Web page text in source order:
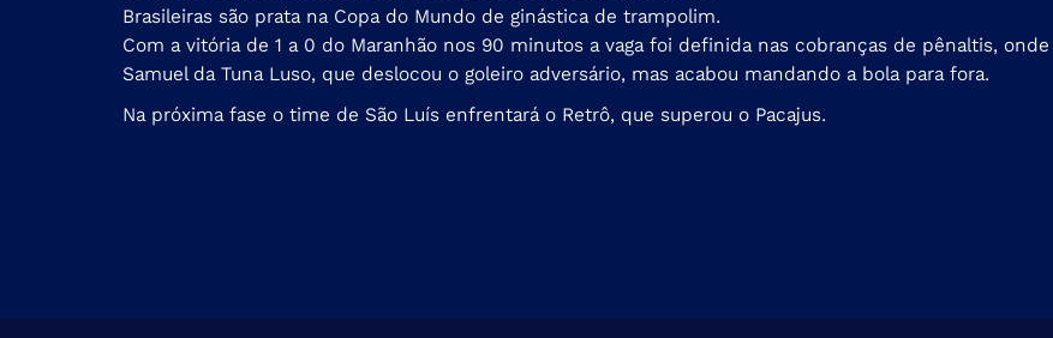
Brasileiras são prata na Copa do Mundo de ginástica de trampolim.
Com a vitória de 1 a 0 do Maranhão nos 90 minutos a vaga foi definida nas cobranças de pênaltis,
Samuel da Tuna Luso, que deslocou o goleiro adversário, mas acabou mandando a bola para fora.
Na próxima fase o time de São Luís enfrentará o Retrô, que superou o Pacajus.